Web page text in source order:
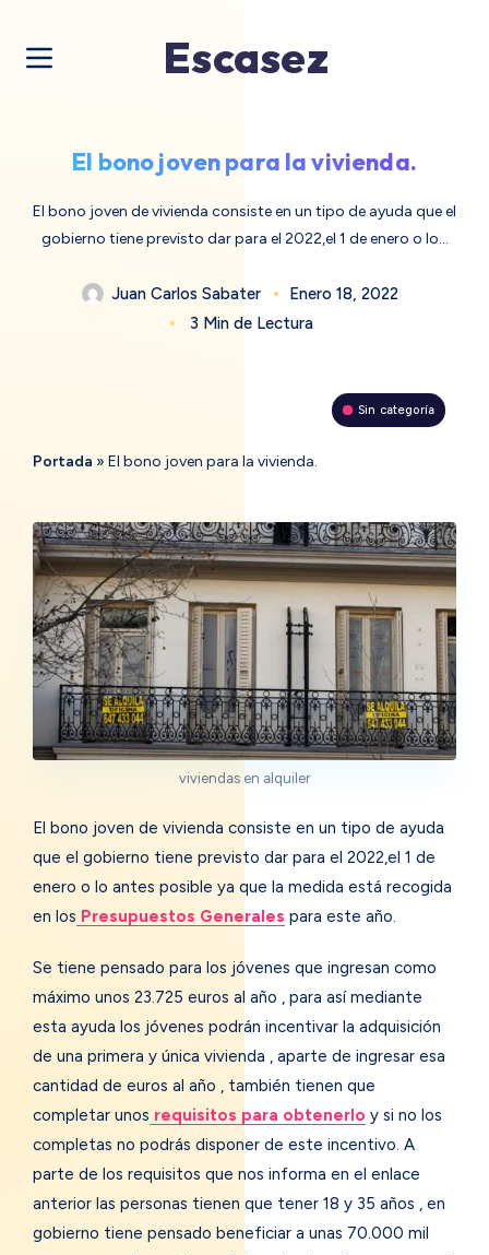
Escasez
El bono joven para la vivienda.
El bono joven de vivienda consiste en un tipo de ayuda que el
gobierno tiene previsto dar para el 2022,el 1 de enero o lo…
Juan Carlos Sabater
Enero 18, 2022
3 Min de Lectura
Sin categoría
Portada » El bono joven para la vivienda.
viviendas en alquiler
El bono joven de vivienda consiste en un tipo de ayuda
que el gobierno tiene previsto dar para el 2022,el 1 de
enero o lo antes posible ya que la medida está recogida
en los Presupuestos Generales para este año.
Se tiene pensado para los jóvenes que ingresan como
máximo unos 23.725 euros al año , para así mediante
esta ayuda los jóvenes podrán incentivar la adquisición
de una primera y única vivienda , aparte de ingresar esa
cantidad de euros al año , también tienen que
completar unos requisitos para obtenerlo y si no los
completas no podrás disponer de este incentivo. A
parte de los requisitos que nos informa en el enlace
anterior las personas tienen que tener 18 y 35 años , en
gobierno tiene pensado beneficiar a unas 70.000 mil